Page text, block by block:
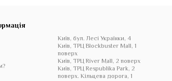
Київ, бул. Лесі Українки, 4
Київ, ТРЦ Blockbuster Mall, 1
поверх
Київ, ТРЦ River Mall, 2 поверх
Київ, ТРЦ Respublika Park, 2
поверх. Кільцева дорога, 1